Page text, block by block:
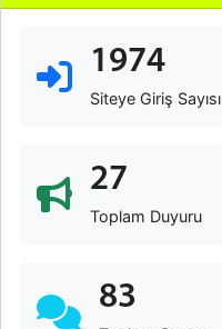
1974
Siteye Giriş Sayısı
27
Toplam Duyuru
83